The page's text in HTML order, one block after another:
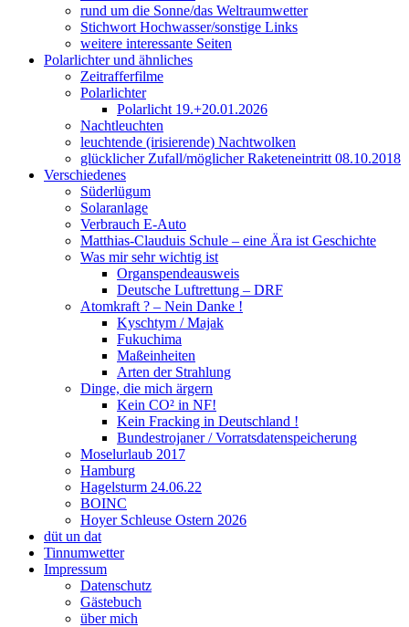
rund um die Sonne/das Weltraumwetter
Stichwort Hochwasser/sonstige Links
weitere interessante Seiten
Polarlichter und ähnliches
Zeitrafferfilme
Polarlichter
Polarlicht 19.+20.01.2026
Nachtleuchten
leuchtende (irisierende) Nachtwolken
glücklicher Zufall/möglicher Raketeneintritt 08.10.2018
Verschiedenes
Süderlügum
Solaranlage
Verbrauch E-Auto
Matthias-Clauduis Schule – eine Ära ist Geschichte
Was mir sehr wichtig ist
Organspendeausweis
Deutsche Luftrettung – DRF
Atomkraft ? – Nein Danke !
Kyschtym / Majak
Fukuchima
Maßeinheiten
Arten der Strahlung
Dinge, die mich ärgern
Kein CO² in NF!
Kein Fracking in Deutschland !
Bundestrojaner / Vorratsdatenspeicherung
Moselurlaub 2017
Hamburg
Hagelsturm 24.06.22
BOINC
Hoyer Schleuse Ostern 2026
düt un dat
Tinnumwetter
Impressum
Datenschutz
Gästebuch
über mich